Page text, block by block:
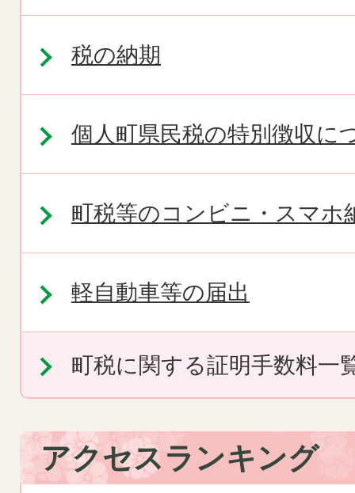
税の納期
個人町県民税の特別徴収に
町税等のコンビニ・スマホ
軽自動車等の届出
町税に関する証明手数料一
アクセスランキング